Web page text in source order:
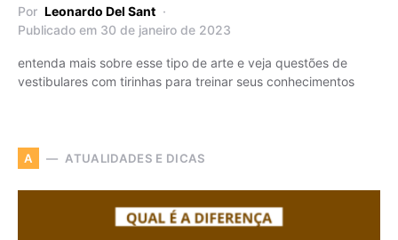
Por Leonardo Del Sant
Publicado em 30 de janeiro de 2023
entenda mais sobre esse tipo de arte e veja questões de
vestibulares com tirinhas para treinar seus conhecimentos
A ATUALIDADES E DICAS